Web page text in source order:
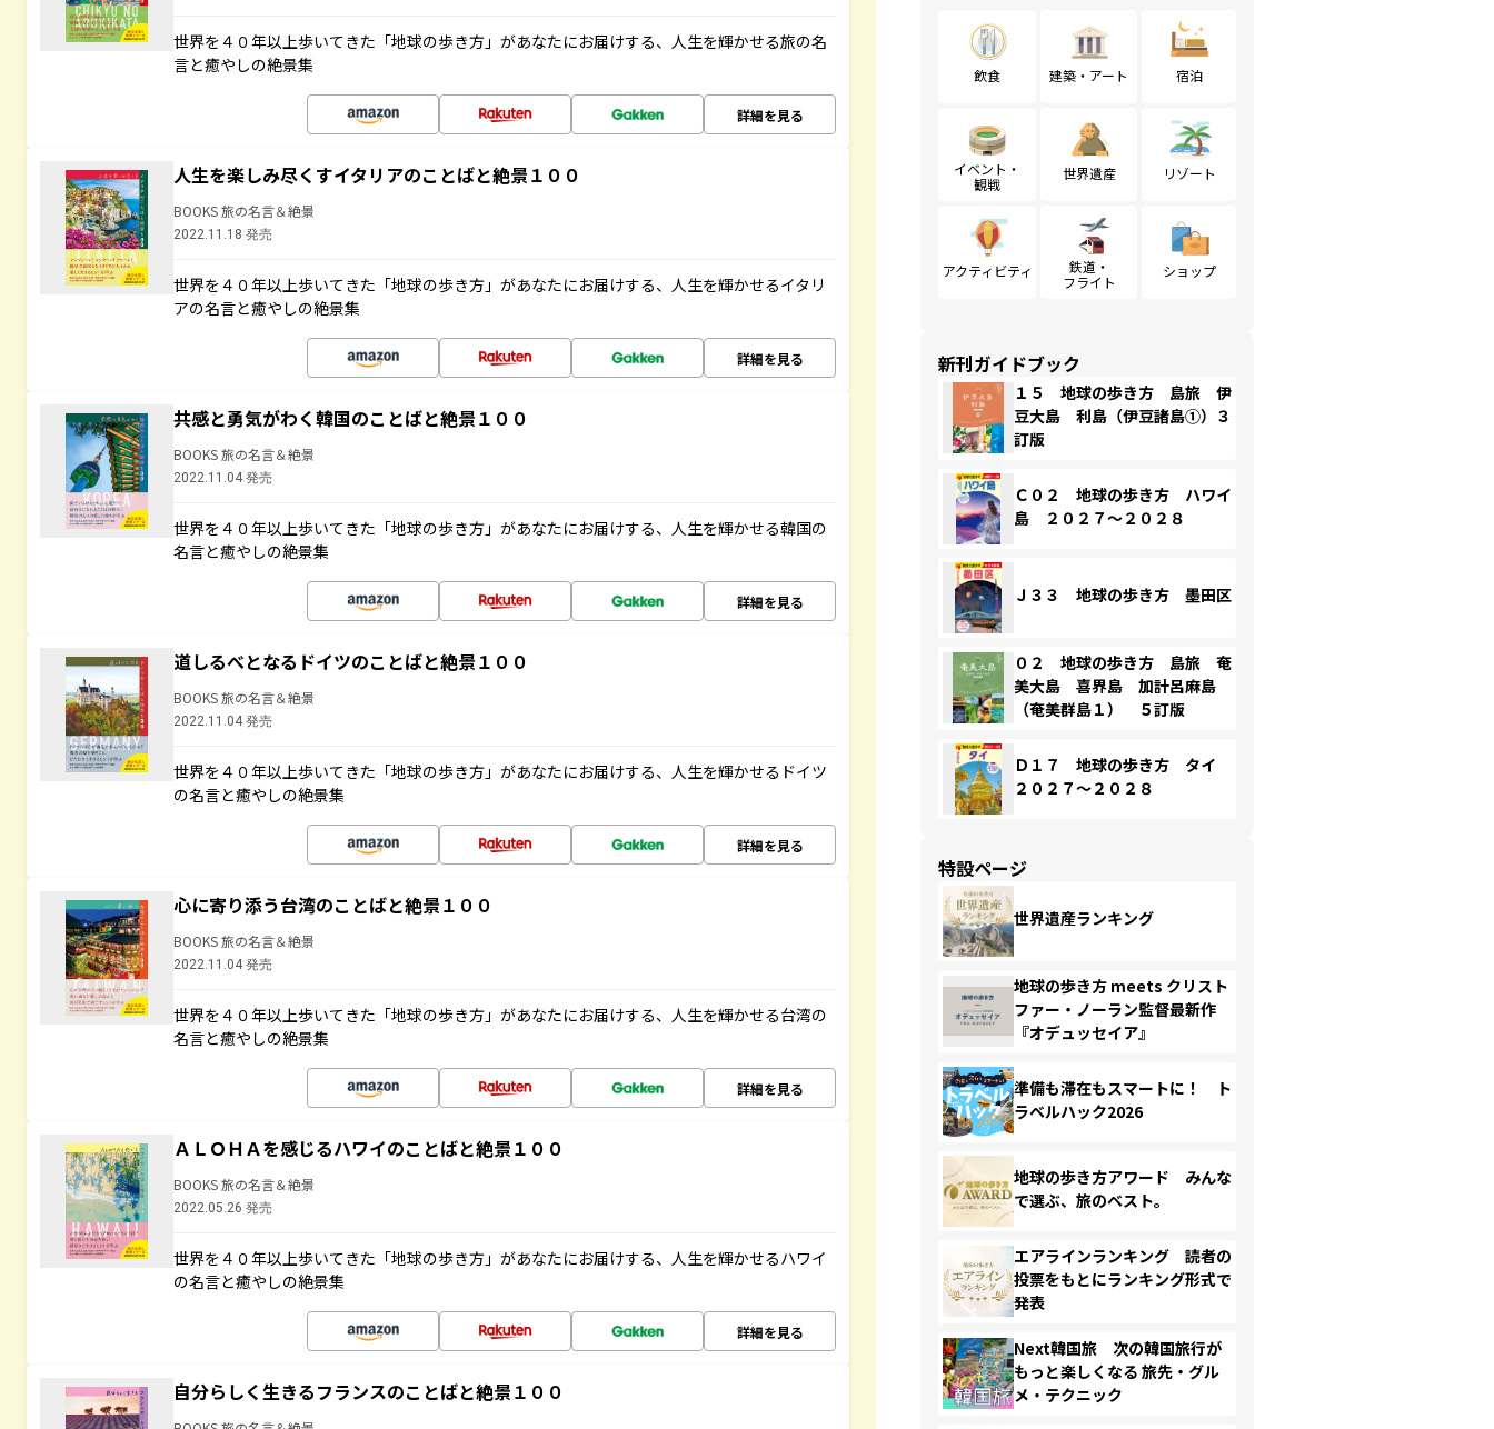
世界を４０年以上歩いてきた「地球の歩き方」があなたにお届けする、人生を輝かせる旅の名
言と癒やしの絶景集
詳細を見る
人生を楽しみ尽くすイタリアのことばと絶景１００
BOOKS 旅の名言＆絶景
2022.11.18 発売
世界を４０年以上歩いてきた「地球の歩き方」があなたにお届けする、人生を輝かせるイタリ
アの名言と癒やしの絶景集
詳細を見る
共感と勇気がわく韓国のことばと絶景１００
BOOKS 旅の名言＆絶景
2022.11.04 発売
世界を４０年以上歩いてきた「地球の歩き方」があなたにお届けする、人生を輝かせる韓国の
名言と癒やしの絶景集
詳細を見る
道しるべとなるドイツのことばと絶景１００
BOOKS 旅の名言＆絶景
2022.11.04 発売
世界を４０年以上歩いてきた「地球の歩き方」があなたにお届けする、人生を輝かせるドイツ
の名言と癒やしの絶景集
詳細を見る
心に寄り添う台湾のことばと絶景１００
BOOKS 旅の名言＆絶景
2022.11.04 発売
世界を４０年以上歩いてきた「地球の歩き方」があなたにお届けする、人生を輝かせる台湾の
名言と癒やしの絶景集
詳細を見る
ＡＬＯＨＡを感じるハワイのことばと絶景１００
BOOKS 旅の名言＆絶景
2022.05.26 発売
世界を４０年以上歩いてきた「地球の歩き方」があなたにお届けする、人生を輝かせるハワイ
の名言と癒やしの絶景集
詳細を見る
自分らしく生きるフランスのことばと絶景１００
飲食 建築・アート 宿泊
イベント・
観戦
世界遺産 リゾート
アクティビティ
鉄道・
フライト
ショップ
新刊ガイドブック
１５ 地球の歩き方 島旅 伊
豆大島 利島（伊豆諸島①）３
訂版
Ｃ０２ 地球の歩き方 ハワイ
島 ２０２７～２０２８
Ｊ３３ 地球の歩き方 墨田区
０２ 地球の歩き方 島旅 奄
美大島 喜界島 加計呂麻島
（奄美群島１） ５訂版
Ｄ１７ 地球の歩き方 タイ
２０２７～２０２８
特設ページ
世界遺産ランキング
地球の歩き方 meets クリスト
ファー・ノーラン監督最新作
『オデュッセイア』
準備も滞在もスマートに！ ト
ラベルハック2026
地球の歩き方アワード みんな
で選ぶ、旅のベスト。
エアラインランキング 読者の
投票をもとにランキング形式で
発表
Next韓国旅 次の韓国旅行が
もっと楽しくなる 旅先・グル
メ・テクニック